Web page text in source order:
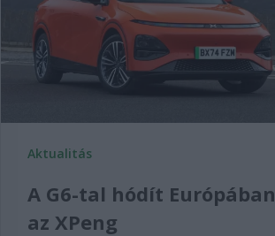
Aktualitás
A G6-tal hódít Európában
az XPeng